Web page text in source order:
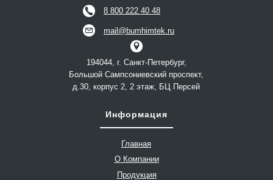
8 800 222 40 48
Информация
mail@bumhimtek.ru
194044, г. Санкт-Петербург,
Большой Сампсониевский проспект,
д.30, корпус 2, 2 этаж, БЦ Персей
Главная
О Компании
Продукция